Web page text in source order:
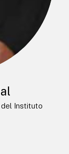
del Instituto